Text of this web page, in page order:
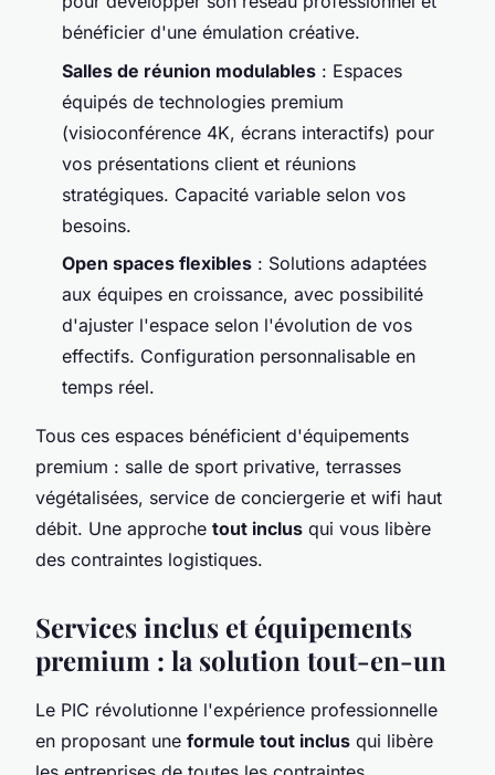
bénéficier d'une émulation créative.
Salles de réunion modulables : Espaces
équipés de technologies premium
(visioconférence 4K, écrans interactifs) pour
vos présentations client et réunions
stratégiques. Capacité variable selon vos
besoins.
Open spaces flexibles : Solutions adaptées
aux équipes en croissance, avec possibilité
d'ajuster l'espace selon l'évolution de vos
effectifs. Configuration personnalisable en
temps réel.
Tous ces espaces bénéficient d'équipements
premium : salle de sport privative, terrasses
végétalisées, service de conciergerie et wifi haut
débit. Une approche tout inclus qui vous libère
des contraintes logistiques.
Services inclus et équipements
premium : la solution tout-en-un
Le PIC révolutionne l'expérience professionnelle
en proposant une formule tout inclus qui libère